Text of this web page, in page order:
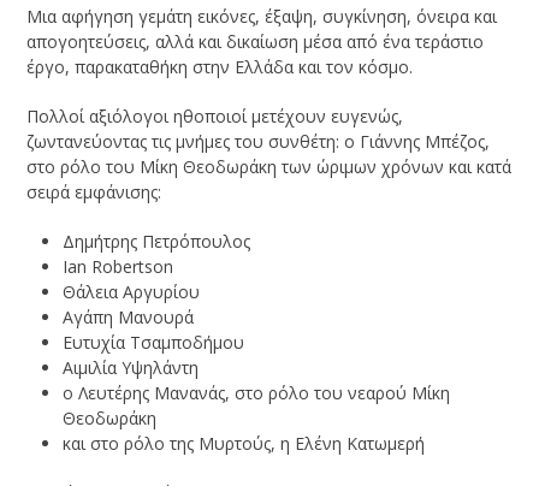
Μια αφήγηση γεμάτη εικόνες, έξαψη, συγκίνηση, όνειρα και
απογοητεύσεις, αλλά και δικαίωση μέσα από ένα τεράστιο
έργο, παρακαταθήκη στην Ελλάδα και τον κόσμο.
Πολλοί αξιόλογοι ηθοποιοί μετέχουν ευγενώς,
ζωντανεύοντας τις μνήμες του συνθέτη: ο Γιάννης Μπέζος,
στο ρόλο του Μίκη Θεοδωράκη των ώριμων χρόνων και κατά
σειρά εμφάνισης:
Δημήτρης Πετρόπουλος
Ian Robertson
Θάλεια Αργυρίου
Αγάπη Μανουρά
Ευτυχία Τσαμποδήμου
Αιμιλία Υψηλάντη
ο Λευτέρης Μανανάς, στο ρόλο του νεαρού Μίκη
Θεοδωράκη
και στο ρόλο της Μυρτούς, η Ελένη Κατωμερή